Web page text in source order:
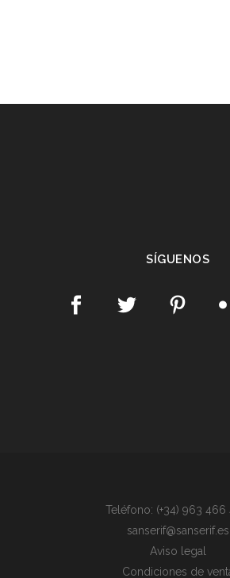
SÍGUENOS
Teléfono: (+34) 963 466
sanserif@sanserif.es
Aviso legal
Condiciones de